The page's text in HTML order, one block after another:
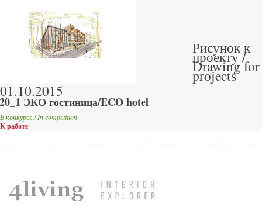
01.10.2015
ЭКО гостиница/ECO hotel
В конкурсе / In competition
К работе
Рисунок к
проекту /
Drawing for
projects